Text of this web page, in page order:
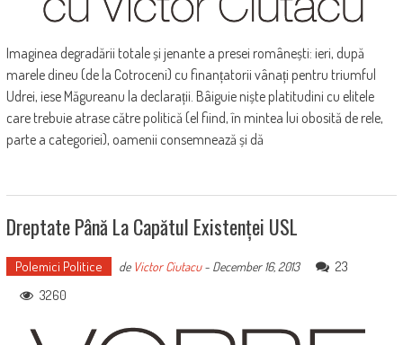
Imaginea degradării totale și jenante a presei românești: ieri, după
marele dineu (de la Cotroceni) cu finanțatorii vânați pentru triumful
Udrei, iese Măgureanu la declarații. Bâiguie niște platitudini cu elitele
care trebuie atrase către politică (el fiind, în mintea lui obosită de rele,
parte a categoriei), oamenii consemnează și dă
Dreptate Până La Capătul Existenței USL
Polemici Politice de Victor Ciutacu- December 16, 2013
23
3260